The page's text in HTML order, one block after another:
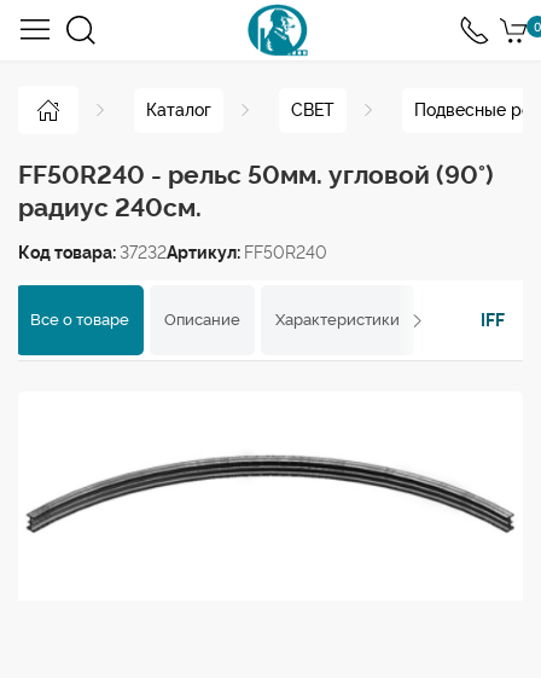
0
Каталог СВЕТ Подвесные
FF50R240 - рельс 50мм. угловой (90°)
радиус 240см.
Код товара: 37232Артикул: FF50R240
Все о товаре Описание Характеристики ОтзывыIFF